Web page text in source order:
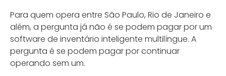
Para quem opera entre São Paulo, Rio de Janeiro e
além, a pergunta já não é se podem pagar por um
software de inventário inteligente multilíngue. A
pergunta é se podem pagar por continuar
operando sem um.